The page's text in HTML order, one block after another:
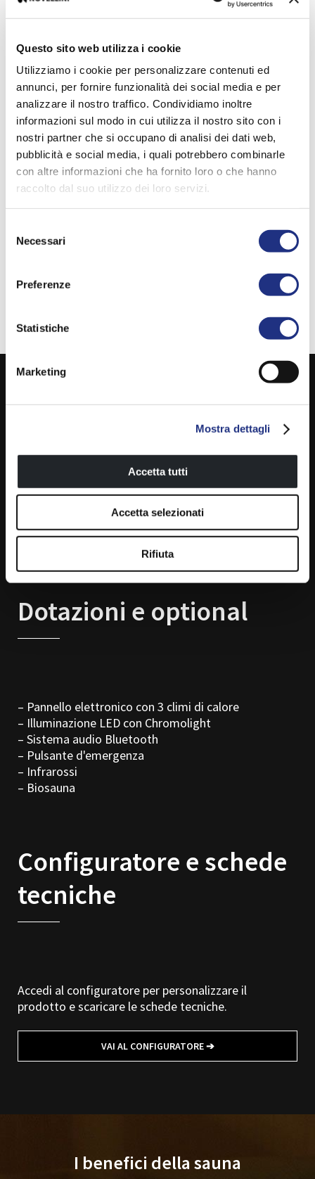
Questo sito web utilizza i cookie
Utilizziamo i cookie per personalizzare contenuti ed
annunci, per fornire funzionalità dei social media e per
analizzare il nostro traffico. Condividiamo inoltre
informazioni sul modo in cui utilizza il nostro sito con i
nostri partner che si occupano di analisi dei dati web,
pubblicità e social media, i quali potrebbero combinarle
con altre informazioni che ha fornito loro o che hanno
raccolto dal suo utilizzo dei loro servizi.
delNecessari
Preferenze
Statistiche
Marketing
Mostra dettagli
Accetta tutti
Accetta selezionati
Rifiuta
Misure
122x100 – 155x100 – 122x122 – 155x122 – 188x122 –
155x155 – 188x155 – 243x188 – 188x188 – 243x188
(cm)
Dotazioni e optional
– Pannello elettronico con 3 climi di calore
– Illuminazione LED con Chromolight
– Sistema audio Bluetooth
– Pulsante d'emergenza
– Infrarossi
– Biosauna
Configuratore e schede
tecniche
Accedi al configuratore per personalizzare il
prodotto e scaricare le schede tecniche.
VAI AL CONFIGURATORE ➔
I benefici della sauna